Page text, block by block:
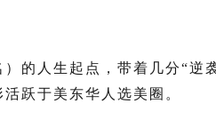
的人生起点，带着几分“逆
活跃于美东华人选美圈。